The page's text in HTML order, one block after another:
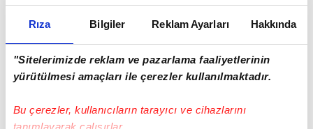
Rıza Bilgiler Reklam Ayarları Hakkında
"Sitelerimizde reklam ve pazarlama faaliyetlerinin
yürütülmesi amaçları ile çerezler kullanılmaktadır.
Bu çerezler, kullanıcıların tarayıcı ve cihazlarını
teşekkürler. Seninle rakip olmak zevkti. Hayatının
yeni etabında bol şans dilerim." notunu bıraktı.
İşte o paylaşım:
Obrigado pelo que ofereceu ao futebol. Foi um
🇧🇷⚽️⚽️⚽️⚽️⚽️⚽️⚽️⚽️🇹🇷